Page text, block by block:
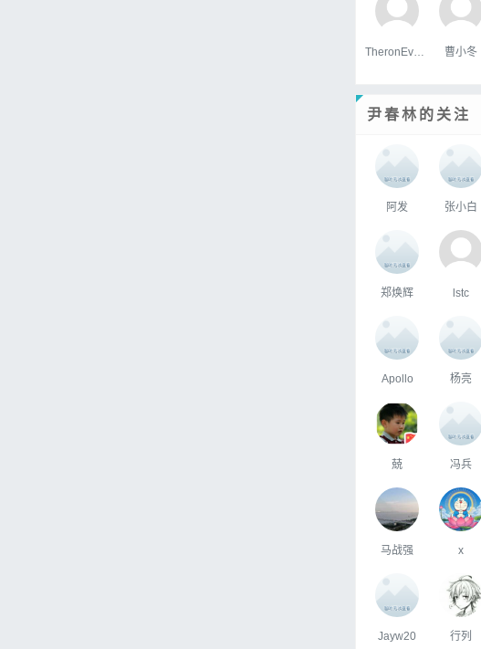
曹小冬
尹春林的关注
阿发 张小白
郑焕辉 lstc
Apollo 杨亮
兢 冯兵
马战强 x
Jayw20 行列